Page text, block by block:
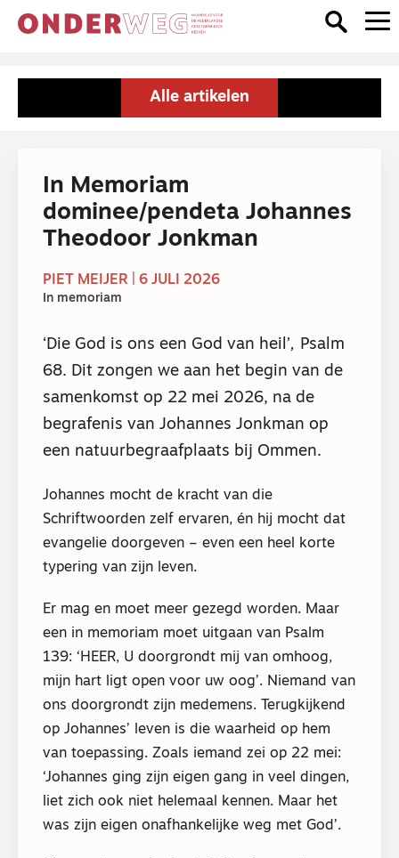
Alle artikelen
In Memoriam
dominee/pendeta Johannes
Theodoor Jonkman
PIET MEIJER | 6 JULI 2026
In memoriam
‘Die God is ons een God van heil’, Psalm
68. Dit zongen we aan het begin van de
samenkomst op 22 mei 2026, na de
begrafenis van Johannes Jonkman op
een natuurbegraafplaats bij Ommen.
Johannes mocht de kracht van die
Schriftwoorden zelf ervaren, én hij mocht dat
evangelie doorgeven – even een heel korte
typering van zijn leven.
Er mag en moet meer gezegd worden. Maar
een in memoriam moet uitgaan van Psalm
139: ‘HEER, U doorgrondt mij van omhoog,
mijn hart ligt open voor uw oog’. Niemand van
ons doorgrondt zijn medemens. Terugkijkend
op Johannes’ leven is die waarheid op hem
van toepassing. Zoals iemand zei op 22 mei:
‘Johannes ging zijn eigen gang in veel dingen,
liet zich ook niet helemaal kennen. Maar het
was zijn eigen onafhankelijke weg met God’.